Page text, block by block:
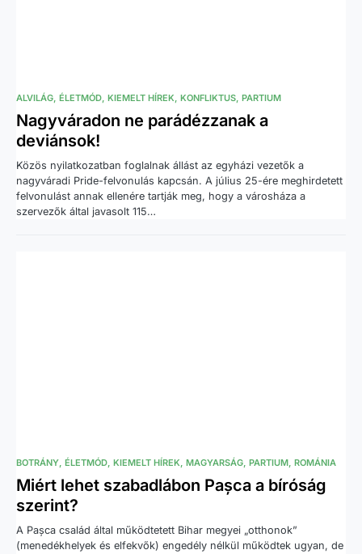
ALVILÁG ÉLETMÓD KIEMELT HÍREK KONFLIKTUS PARTIUM
Nagyváradon ne parádézzanak a
deviánsok!
Közös nyilatkozatban foglalnak állást az egyházi vezetők a
nagyváradi Pride-felvonulás kapcsán. A július 25-ére meghirdetett
felvonulást annak ellenére tartják meg, hogy a városháza a
szervezők által javasolt 115…
BOTRÁNY ÉLETMÓD KIEMELT HÍREK MAGYARSÁG PARTIUM ROMÁNIA
Miért lehet szabadlábon Pașca a bíróság
szerint?
A Pașca család által működtetett Bihar megyei „otthonok”
(menedékhelyek és elfekvők) engedély nélkül működtek ugyan, de